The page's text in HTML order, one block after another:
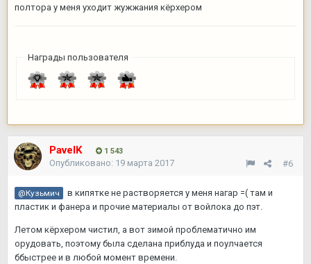
полтора у меня уходит жужжания кёрхером
Награды пользователя
PavelK 1 543
#6
Опубликовано: 19 марта 2017
@Кузьмич
в кипятке не растворяется у меня нагар =( там и
пластик и фанера и прочие материалы от войлока до пэт.
Летом кёрхером чистил, а вот зимой проблематично им
орудовать, поэтому была сделана приблуда и поулчается
ббыстрее и в любой момент времени.